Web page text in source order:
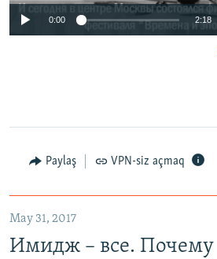
0:00 2:18
Paylaş VPN-siz açmaq
May 31, 2017
Имидж – все. Почему